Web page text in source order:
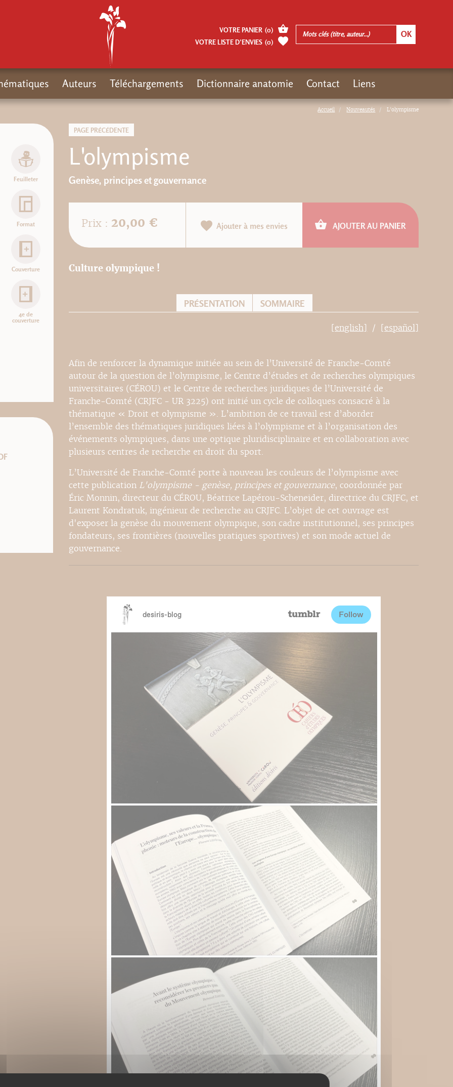
Accueil Nouveautés L'olympisme
PAGE PRÉCÉDENTE
L'olympisme
Genèse, principes et gouvernance
Feuilleter
Format
Couverture
4e de
couverture
Prix : 20,00 € Ajouter à mes envies AJOUTER AU PANIER
Culture olympique !
PRÉSENTATION SOMMAIRE
[english] [español]
Afin de renforcer la dynamique initiée au sein de l’Université de Franche-Comté
autour de la question de l’olympisme, le Centre d’études et de recherches olympiques
universitaires (CÉROU) et le Centre de recherches juridiques de l’Université de
Franche-Comté (CRJFC - UR 3225) ont initié un cycle de colloques consacré à la
thématique « Droit et olympisme ». L’ambition de ce travail est d’aborder
l’ensemble des thématiques juridiques liées à l’olympisme et à l’organisation des
événements olympiques, dans une optique pluridisciplinaire et en collaboration avec
plusieurs centres de recherche en droit du sport.
L’Université de Franche-Comté porte à nouveau les couleurs de l’olympisme avec
cette publication L'olympisme - genèse, principes et gouvernance, coordonnée par
Éric Monnin, directeur du CÉROU, Béatrice Lapérou-Scheneider, directrice du CRJFC, et
Laurent Kondratuk, ingénieur de recherche au CRJFC. L’objet de cet ouvrage est
d'exposer la genèse du mouvement olympique, son cadre institutionnel, ses principes
fondateurs, ses frontières (nouvelles pratiques sportives) et son mode actuel de
gouvernance.
VOTRE PANIER (0)
VOTRE LISTE D’ENVIES (0)
Auteurs Téléchargements Dictionnaire anatomie Contact Liens